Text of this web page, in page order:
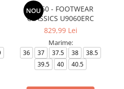
NOU
U9060 - FOOTWEAR
CLASSICS U9060ERC
829,99 Lei
Marime:
36 37 37.5 38
38.5
39.5
40 40.5